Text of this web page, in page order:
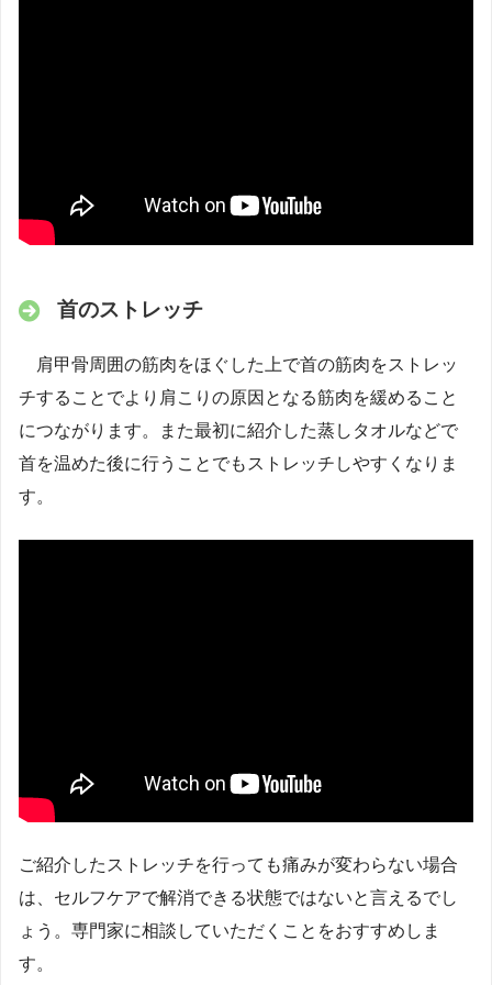
首のストレッチ
肩甲骨周囲の筋肉をほぐした上で首の筋肉をストレッ
チすることでより肩こりの原因となる筋肉を緩めること
につながります。また最初に紹介した蒸しタオルなどで
首を温めた後に行うことでもストレッチしやすくなりま
す。
ご紹介したストレッチを行っても痛みが変わらない場合
は、セルフケアで解消できる状態ではないと言えるでし
ょう。専門家に相談していただくことをおすすめしま
す。